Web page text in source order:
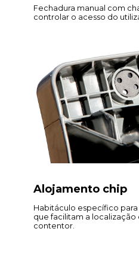
Fechadura manual com
controlar o acesso do
Alojamento chip
Habitáculo específico
que facilitam a
contentor.